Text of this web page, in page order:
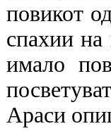
повикот
спахии на
имало
Араси